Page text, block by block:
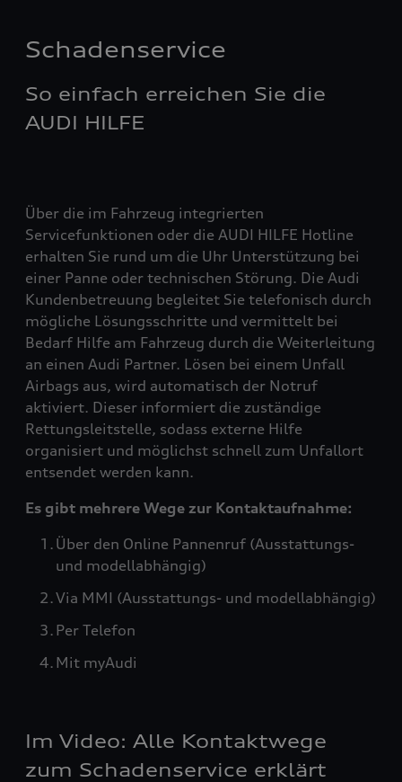
Schadenservice
So einfach erreichen Sie die
AUDI HILFE
Über die im Fahrzeug integrierten
Servicefunktionen oder die AUDI HILFE Hotline
erhalten Sie rund um die Uhr Unterstützung bei
einer Panne oder technischen Störung. Die Audi
Kundenbetreuung begleitet Sie telefonisch durch
mögliche Lösungsschritte und vermittelt bei
Bedarf Hilfe am Fahrzeug durch die Weiterleitung
an einen Audi Partner. Lösen bei einem Unfall
Airbags aus, wird automatisch der Notruf
aktiviert. Dieser informiert die zuständige
Rettungsleitstelle, sodass externe Hilfe
organisiert und möglichst schnell zum Unfallort
entsendet werden kann.
Es gibt mehrere Wege zur Kontaktaufnahme:
Über den Online Pannenruf (Ausstattungs-
und modellabhängig)
Via MMI (Ausstattungs- und modellabhängig)
Per Telefon
Mit myAudi
Im Video: Alle Kontaktwege
zum Schadenservice erklärt